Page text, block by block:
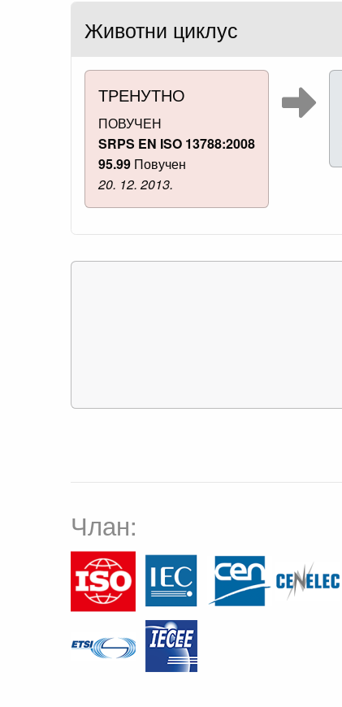
Животни циклус
ТРЕНУТНО
ПОВУЧЕН
SRPS EN ISO 13788:2008
95.99 Повучен
20. 12. 2013.
Члан: